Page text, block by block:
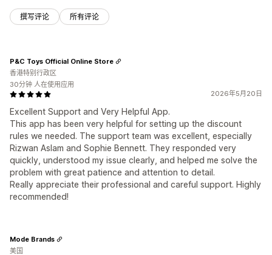
撰写评论 所有评论
2026年5月20日
Excellent Support and Very Helpful App.
This app has been very helpful for setting up the discount
rules we needed. The support team was excellent, especially
Rizwan Aslam and Sophie Bennett. They responded very
quickly, understood my issue clearly, and helped me solve the
problem with great patience and attention to detail.
Really appreciate their professional and careful support. Highly
recommended!
P&C Toys Official Online Store
香港特别行政区
30分钟 人在使用应用
Mode Brands
美国